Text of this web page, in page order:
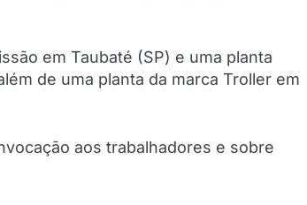
em Taubaté (SP) e uma planta
de uma planta da marca Troller em
aos trabalhadores e sobre